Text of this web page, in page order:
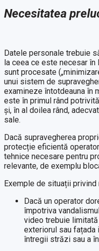
Necesitatea
Datele personale trebuie
la ceea ce este necesar
sunt procesate
unui sistem de
examineze întotdeauna în
este în primul rând
și, în al doilea rând,
sale.
Dacă supravegherea
protecție eficientă
tehnice necesare pentru
relevante, de exemplu
Exemple de situații
Dacă un operator
împotriva
video trebuie
exteriorul sau fațada
întregii străzi sau a